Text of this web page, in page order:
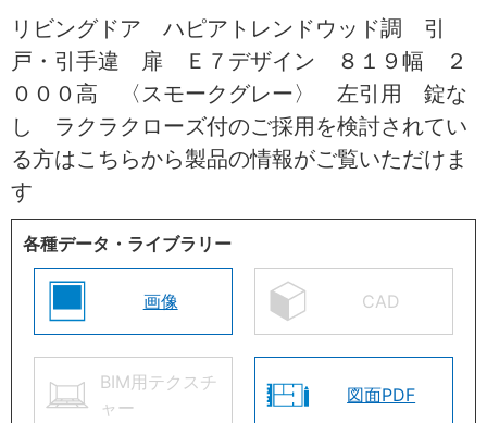
リビングドア ハピアトレンドウッド調 引
戸・引手違 扉 Ｅ７デザイン ８１９幅 ２
０００高 〈スモークグレー〉 左引用 錠な
し ラクラクローズ付のご採用を検討されてい
る方はこちらから製品の情報がご覧いただけま
す
各種データ・ライブラリー
画像 CAD
BIM用テクスチ
ャー
図面PDF